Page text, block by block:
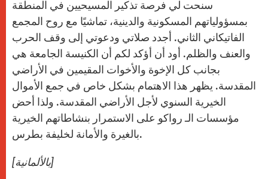
سنحت لي فرصة تذكير المسيحيين في المنطقة
بمسؤولياتهم المسكونية والدينية، تماشيًا مع روح المجمع
الفاتيكاني الثاني. أجدد صلاتي ودعوتي إلى وقف الحرب
والعنف والظلم. أود أن أؤكد لكم أن الكنيسة الجامعة هي
بجانب كل الإخوة والأخوات المقيمين في الأراضي
المقدسة. يظهر هذا الاهتمام بشكل خاص في جمع الأموال
الخيرية السنوي لأجل الأراضي المقدسة. ولذا أحض
مؤسسات الـ رواكو على الاستمرار بنشاطاتهم الخيرية
بالغيرة والأمانة لخليفة بطرس.
[بالألمانية]